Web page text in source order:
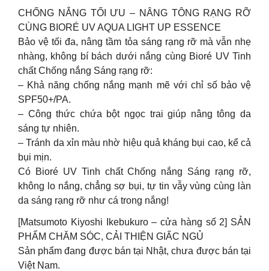
CHỐNG NẮNG TỐI ƯU – NÂNG TÔNG RẠNG RỠ
CÙNG BIORÉ UV AQUA LIGHT UP ESSENCE
Bảo vệ tối đa, nâng tầm tỏa sáng rạng rỡ mà vẫn nhẹ
nhàng, không bí bách dưới nắng cùng Bioré UV Tinh
chất Chống nắng Sáng rạng rỡ:
– Khả năng chống nắng mạnh mẽ với chỉ số bảo vệ
SPF50+/PA.
– Công thức chứa bột ngọc trai giúp nâng tông da
sáng tự nhiên.
– Tránh da xỉn màu nhờ hiệu quả kháng bụi cao, kể cả
bụi mịn.
Có Bioré UV Tinh chất Chống nắng Sáng rạng rỡ,
không lo nắng, chẳng sợ bụi, tự tin vẫy vùng cùng làn
da sáng rạng rỡ như cá trong nắng!
[Matsumoto Kiyoshi Ikebukuro – cửa hàng số 2] SẢN
PHẨM CHĂM SÓC, CẢI THIỆN GIẤC NGỦ
Sản phẩm đang được bán tại Nhật, chưa được bán tại
Việt Nam.